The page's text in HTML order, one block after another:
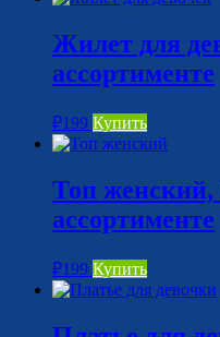
Жилет для
ассортименте
₽199 Купить
Топ женский,
ассортименте
₽199 Купить